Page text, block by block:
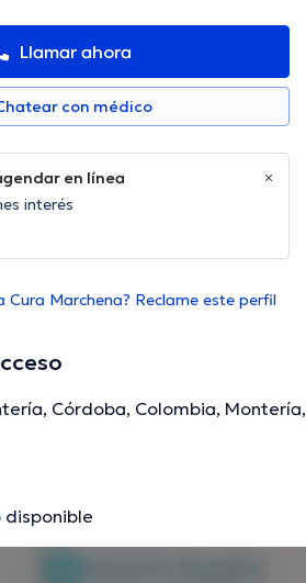
Llamar ahora
con médico
en línea
interés
Cura Marchena? Reclame este perfil
Córdoba, Colombia, Montería,
disponible